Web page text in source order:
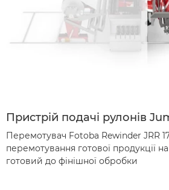
Пристрій подачі рулонів
Перемотувач Fotoba Rewinder JRR
перемотування готової продукції
готовий до фінішної обробки